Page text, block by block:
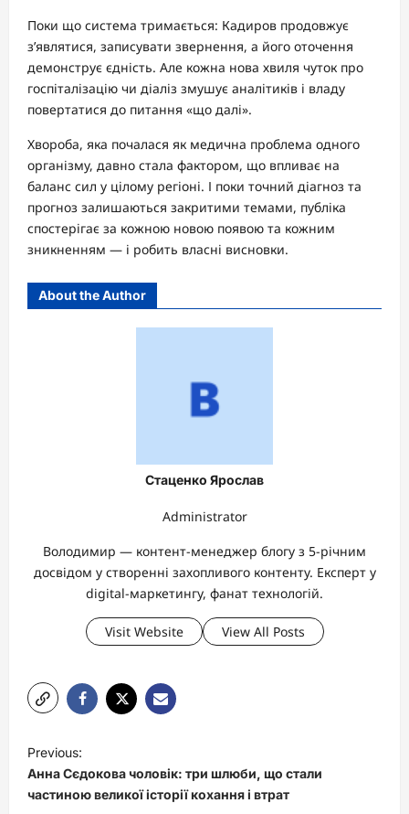
Поки що система тримається: Кадиров продовжує
з’являтися, записувати звернення, а його оточення
демонструє єдність. Але кожна нова хвиля чуток про
госпіталізацію чи діаліз змушує аналітиків і владу
повертатися до питання «що далі».
Хвороба, яка почалася як медична проблема одного
організму, давно стала фактором, що впливає на
баланс сил у цілому регіоні. І поки точний діагноз та
прогноз залишаються закритими темами, публіка
спостерігає за кожною новою появою та кожним
зникненням — і робить власні висновки.
About the Author
Стаценко Ярослав
Administrator
Володимир — контент-менеджер блогу з 5-річним
досвідом у створенні захопливого контенту. Експерт у
digital-маркетингу, фанат технологій.
Visit Website View All Posts
P
o
s
Previous:
Анна Сєдокова чоловік: три шлюби, що стали
частиною великої історії кохання і втрат